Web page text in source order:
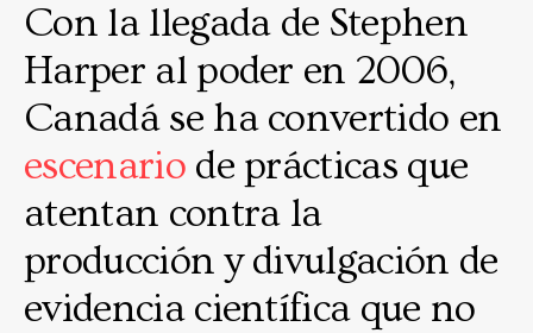
Con la llegada de Stephen
Harper al poder en 2006,
Canadá se ha convertido en
escenariode prácticas que
atentan contra la
producción y divulgación de
evidencia científica que no